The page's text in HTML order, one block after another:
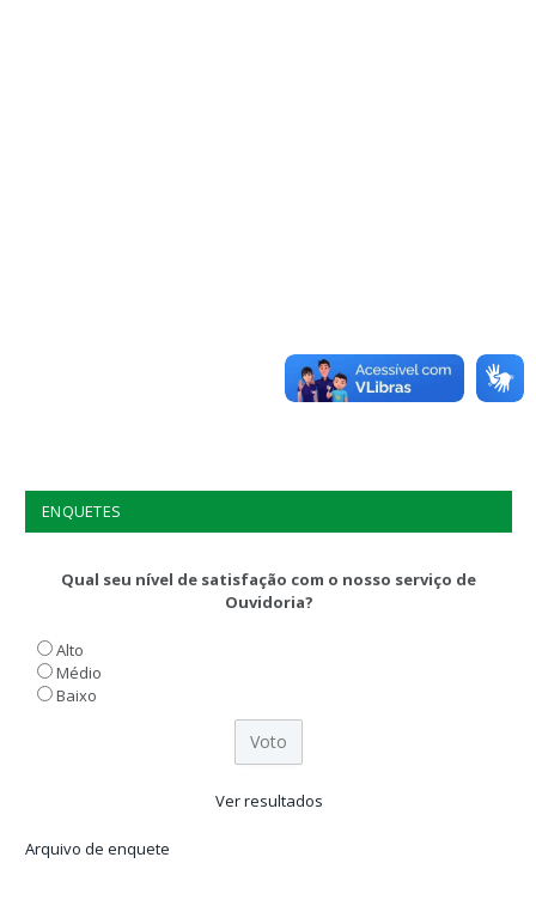
ENQUETES
Qual seu nível de satisfação com o nosso serviço de
Ouvidoria?
Alto
Médio
Baixo
Ver resultados
Arquivo de enquete